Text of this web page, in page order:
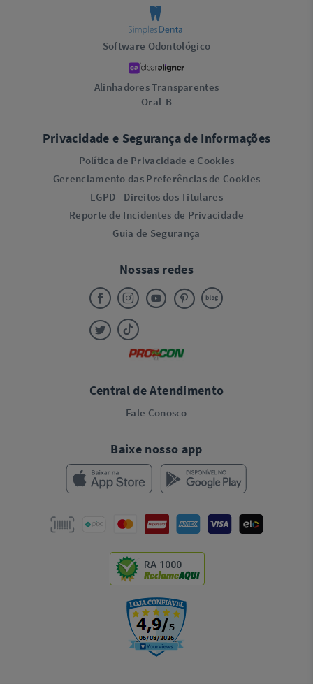
Software Odontológico
Alinhadores Transparentes
Oral-B
Privacidade e Segurança de Informações
Política de Privacidade e Cookies
Gerenciamento das Preferências de Cookies
LGPD - Direitos dos Titulares
Reporte de Incidentes de Privacidade
Guia de Segurança
Nossas redes
Central de Atendimento
Fale Conosco
Baixe nosso app
RA 1000